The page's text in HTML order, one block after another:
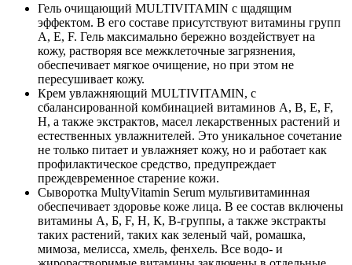
Гель очищающий MULTIVITAMIN с щадящим
эффектом. В его составе присутствуют витамины групп
A, E, F. Гель максимально бережно воздействует на
кожу, растворяя все межклеточные загрязнения,
обеспечивает мягкое очищение, но при этом не
пересушивает кожу.
Крем увлажняющий MULTIVITAMIN, с
сбалансированной комбинацией витаминов A, B, E, F,
H, а также экстрактов, масел лекарственных растений и
естественных увлажнителей. Это уникальное сочетание
не только питает и увлажняет кожу, но и работает как
профилактическое средство, предупреждает
преждевременное старение кожи.
Сыворотка MultyVitamin Serum мультивитаминная
обеспечивает здоровье коже лица. В ее состав включены
витамины А, Б, F, Н, К, В-группы, а также экстракты
таких растений, таких как зеленый чай, ромашка,
мимоза, мелисса, хмель, фенхель. Все водо- и